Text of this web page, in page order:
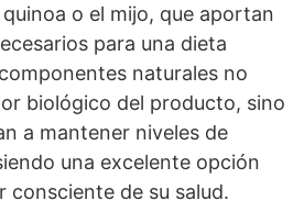
o el mijo, que aportan
para una dieta
naturales no
biológico del producto, sino
a mantener niveles de
una excelente opción
consciente de su salud.